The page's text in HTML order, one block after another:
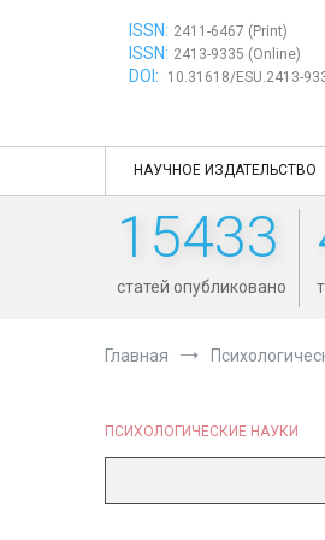
ISSN: 2411-6467 (Print)
ISSN: 2413-9335 (Online)
DOI: 10.31618/ESU.2413-
НАУЧНОЕ ИЗДАТЕЛЬСТВО
15433
статей опубликовано
Главная
ПСИХОЛОГИЧЕСКИЕ НАУКИ